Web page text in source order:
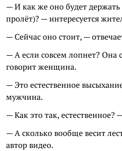
— И как же оно будет
пролёт)? — интересуется
— Сейчас оно стоит, —
— А если совсем лопнет? Она
говорит женщина.
— Это естественное
мужчина.
— Как это так,
— А сколько вообще весит
автор видео.